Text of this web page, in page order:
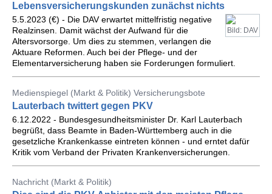
Lebensversicherungskunden zunächst nichts
Bild: DAV
5.5.2023 (€) - Die DAV erwartet mittelfristig negative
Realzinsen. Damit wächst der Aufwand für die
Altersvorsorge. Um dies zu stemmen, verlangen die
Aktuare Reformen. Auch bei der Pflege- und der
Elementarversicherung haben sie Forderungen formuliert.
Medienspiegel (Markt & Politik) Versicherungsbote
Lauterbach twittert gegen PKV
6.12.2022 - Bundesgesundheitsminister Dr. Karl Lauterbach
begrüßt, dass Beamte in Baden-Württemberg auch in die
gesetzliche Krankenkasse eintreten können - und erntet dafür
Kritik vom Verband der Privaten Krankenversicherungen.
Nachricht (Markt & Politik)